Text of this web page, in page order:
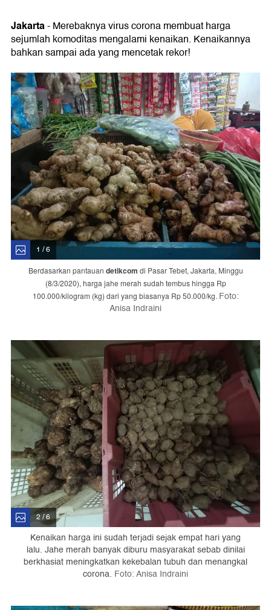
Jakarta- Merebaknya virus corona membuat harga
sejumlah komoditas mengalami kenaikan. Kenaikannya
bahkan sampai ada yang mencetak rekor!
1 / 6
Berdasarkan pantauan detikcom di Pasar Tebet, Jakarta, Minggu
(8/3/2020), harga jahe merah sudah tembus hingga Rp
100.000/kilogram (kg) dari yang biasanya Rp 50.000/kg. Foto:
Anisa Indraini
2 / 6
Kenaikan harga ini sudah terjadi sejak empat hari yang
lalu. Jahe merah banyak diburu masyarakat sebab dinilai
berkhasiat meningkatkan kekebalan tubuh dan menangkal
corona. Foto: Anisa Indraini